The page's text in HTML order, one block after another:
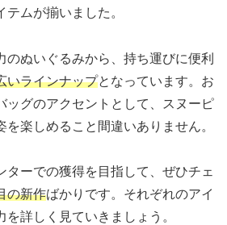
ムが揃いました。
のぬいぐるみから、持ち運びに便利
いラインナップとなっています。お
ッグのアクセントとして、スヌーピ
を楽しめること間違いありません。
ターでの獲得を目指して、ぜひチェ
の新作ばかりです。それぞれのアイ
詳しく見ていきましょう。